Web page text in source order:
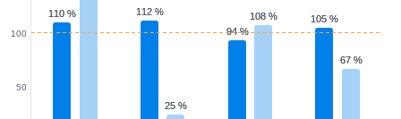
110 %
110 % 112 %
112 %
94 %
94 %
105 %
105 %
25 %
25 %
108 %
108 %
67 %
67 %
50
100